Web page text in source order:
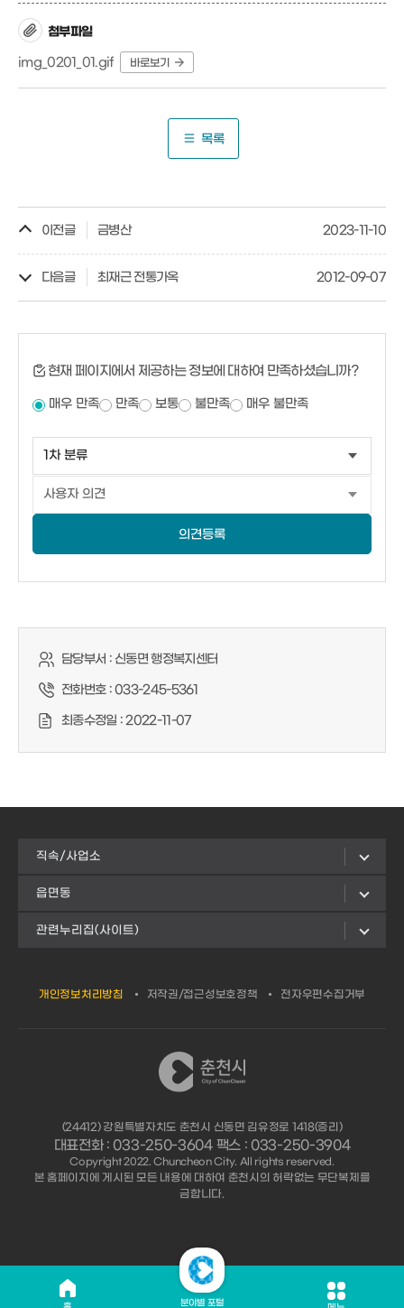
분야별 포털
첨부파일
img_0201_01.gif
바로보기
목록
이전글 금병산 2023-11-10
다음글 최재근 전통가옥 2012-09-07
현재 페이지에서 제공하는 정보에 대하여 만족하셨습니까?
매우 만족 만족 보통 불만족 매우 불만족
의견등록
담당부서 :신동면 행정복지센터
전화번호 :033-245-5361
최종수정일 :2022-11-07
직속/사업소
읍면동
관련누리집(사이트)
개인정보처리방침 저작권/접근성보호정책 전자우편수집거부
(24412) 강원특별자치도 춘천시 신동면 김유정로 1418(증리)
대표전화 : 033-250-3604 팩스 : 033-250-3904
Copyright 2022. Chuncheon City. All rights reserved.
본 홈페이지에 게시된 모든 내용에 대하여 춘천시의 허락없는 무단복제를
금합니다.